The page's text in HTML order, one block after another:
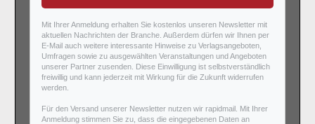
Mit Ihrer Anmeldung erhalten Sie kostenlos unseren Newsletter mit
aktuellen Nachrichten der Branche. Außerdem dürfen wir Ihnen per
E-Mail auch weitere interessante Hinweise zu Verlagsangeboten,
Umfragen sowie zu ausgewählten Veranstaltungen und Angeboten
unserer Partner zusenden. Diese Einwilligung ist selbstverständlich
freiwillig und kann jederzeit mit Wirkung für die Zukunft widerrufen
werden.
Für den Versand unserer Newsletter nutzen wir rapidmail. Mit Ihrer
Anmeldung stimmen Sie zu, dass die eingegebenen Daten an